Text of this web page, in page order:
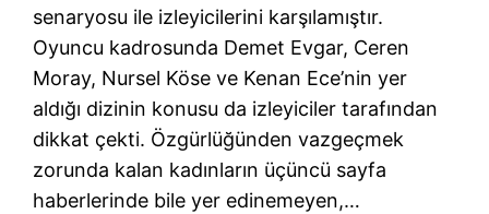
senaryosu ile izleyicilerini karşılamıştır.
Oyuncu kadrosunda Demet Evgar, Ceren
Moray, Nursel Köse ve Kenan Ece’nin yer
aldığı dizinin konusu da izleyiciler tarafından
dikkat çekti. Özgürlüğünden vazgeçmek
zorunda kalan kadınların üçüncü sayfa
haberlerinde bile yer edinemeyen,…